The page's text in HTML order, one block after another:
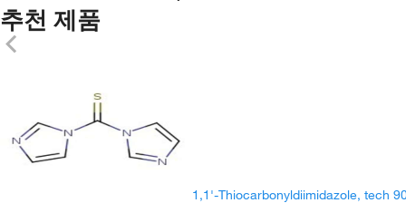
추천 제품
1,1'-Thiocarbonyldiimidazole, tech